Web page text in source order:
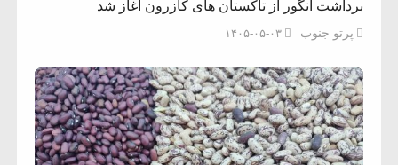
برداشت انگور از تاکستان های کازرون آغاز شد
پرتو جنوب ۱۴۰۵-۰۵-۰۳